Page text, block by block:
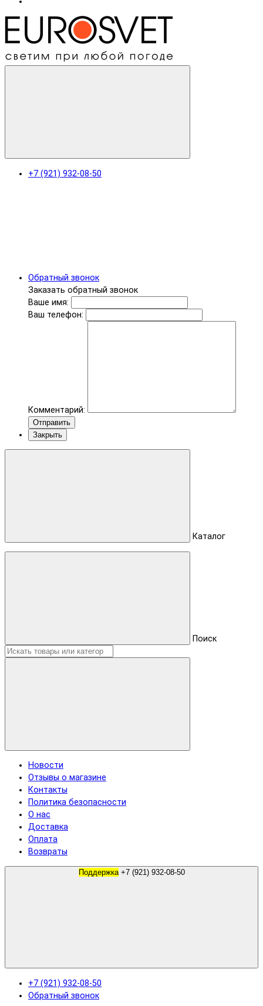
+7 (921) 932-08-50
Обратный звонок
Заказать обратный звонок
Ваше имя:
Ваш телефон:
Комментарий:
Отправить
Закрыть
Каталог
Поиск
Новости
Отзывы о магазине
Контакты
Политика безопасности
О нас
Доставка
Оплата
Возвраты
Поддержка +7 (921) 932-08-50
+7 (921) 932-08-50
Обратный звонок